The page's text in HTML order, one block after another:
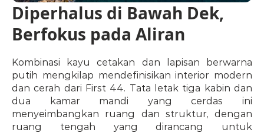
Diperhalus di Bawah Dek,
Berfokus pada Aliran
Kombinasi kayu cetakan dan lapisan berwarna
putih mengkilap mendefinisikan interior modern
dan cerah dari First 44. Tata letak tiga kabin dan
dua kamar mandi yang cerdas ini
menyeimbangkan ruang dan struktur, dengan
ruang tengah yang dirancang untuk